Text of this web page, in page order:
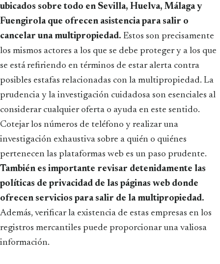
ubicados sobre todo en Sevilla, Huelva, Málaga y
Fuengirola que ofrecen asistencia para salir o
cancelar una multipropiedad. Estos son precisamente
los mismos actores a los que se debe proteger y a los que
se está refiriendo en términos de estar alerta contra
posibles estafas relacionadas con la multipropiedad. La
prudencia y la investigación cuidadosa son esenciales al
considerar cualquier oferta o ayuda en este sentido.
Cotejar los números de teléfono y realizar una
investigación exhaustiva sobre a quién o quiénes
pertenecen las plataformas web es un paso prudente.
También es importante revisar detenidamente las
políticas de privacidad de las páginas web donde
ofrecen servicios para salir de la multipropiedad.
Además, verificar la existencia de estas empresas en los
registros mercantiles puede proporcionar una valiosa
información.